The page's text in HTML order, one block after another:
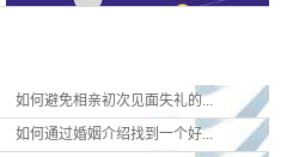
如何避免相亲初次见面失礼的...
如何通过婚姻介绍找到一个好...